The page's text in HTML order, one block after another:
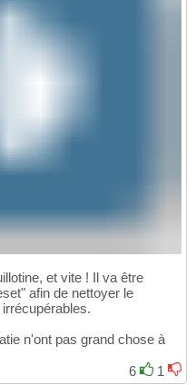
et vite ! Il va être
afin de nettoyer le
n'ont pas grand chose à
6
1